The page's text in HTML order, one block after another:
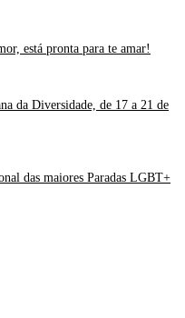
está pronta para te amar!
da Diversidade, de 17 a 21 de
das maiores Paradas LGBT+